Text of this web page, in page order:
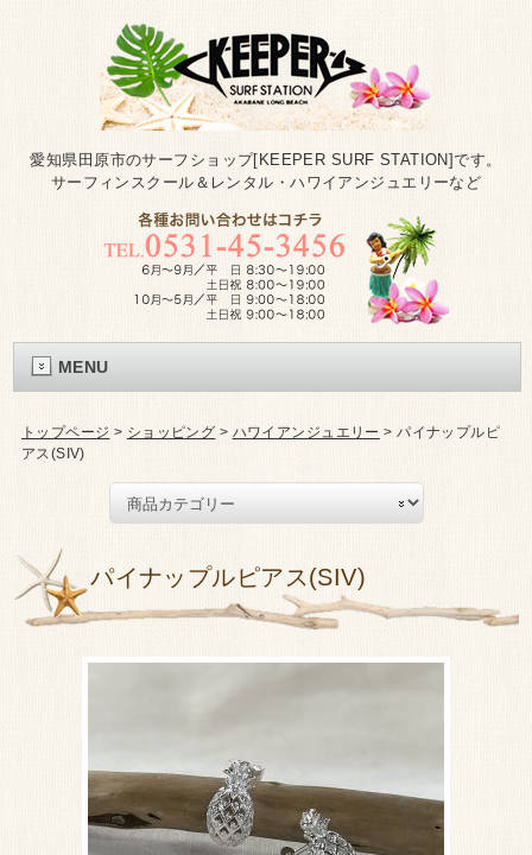
愛知県田原市のサーフショップ[KEEPER SURF STATION]です。
サーフィンスクール＆レンタル・ハワイアンジュエリーなど
MENU
トップページ > ショッピング > ハワイアンジュエリー >パイナップルピ
アス(SIV)
パイナップルピアス(SIV)